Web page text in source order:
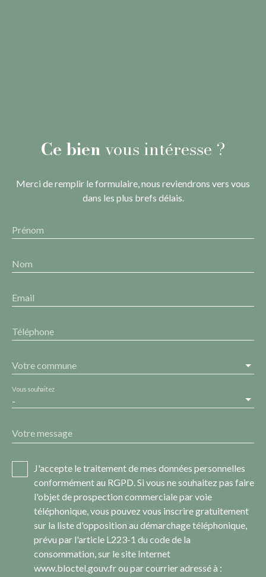
Ce bienvous intéresse ?
Merci de remplir le formulaire, nous reviendrons vers vous
dans les plus brefs délais.
Prénom
Nom
Email
Téléphone
Votre commune
-
Vous souhaitez
Votre message
J'accepte le traitement de mes données personnelles
conformément au RGPD. Si vous ne souhaitez pas faire
l'objet de prospection commerciale par voie
téléphonique, vous pouvez vous inscrire gratuitement
sur la liste d'opposition au démarchage téléphonique,
prévu par l'article L223-1 du code de la
consommation, sur le site Internet
www.bloctel.gouv.fr ou par courrier adressé à :